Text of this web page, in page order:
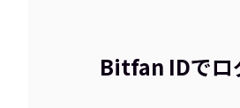
Bitfan IDでロ